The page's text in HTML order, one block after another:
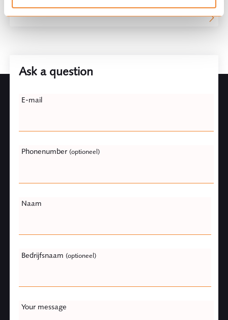
Managing partners
Ask a question
this
E-mail
Phonenumber (optioneel)
Naam
Bedrijfsnaam (optioneel)
Your message